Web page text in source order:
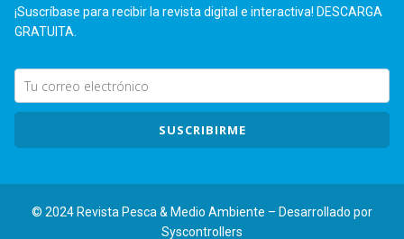
¡Suscríbase para recibir la revista digital e interactiva! DESCARGA
GRATUITA.
SUSCRIBIRME
© 2024 Revista Pesca & Medio Ambiente – Desarrollado por
Syscontrollers